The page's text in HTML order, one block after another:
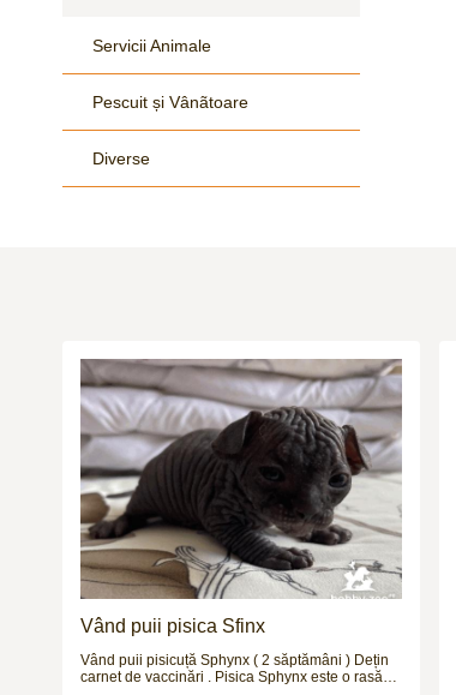
Servicii Animale
Pescuit și Vânãtoare
Diverse
Vând puii pisica Sfinx
Vând puii pisicuță Sphynx ( 2 săptămâni ) Dețin
carnet de vaccinări . Pisica Sphynx este o rasă